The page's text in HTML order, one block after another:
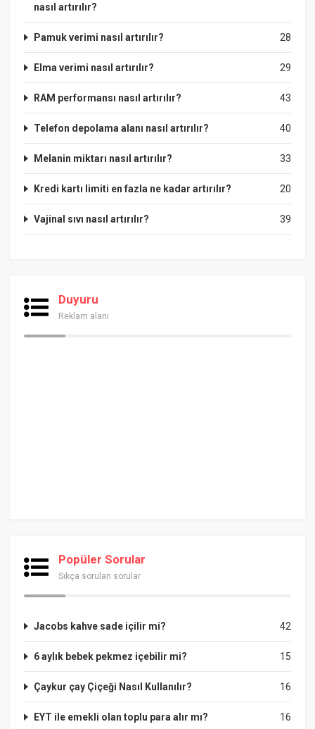
nasıl artırılır?
28
Pamuk verimi nasıl artırılır?
29
Elma verimi nasıl artırılır?
43
RAM performansı nasıl artırılır?
40
Telefon depolama alanı nasıl artırılır?
33
Melanin miktarı nasıl artırılır?
20
Kredi kartı limiti en fazla ne kadar artırılır?
39
Vajinal sıvı nasıl artırılır?
Duyuru
Reklam alanı
Popüler Sorular
Sıkça sorulan sorular
42
Jacobs kahve sade içilir mi?
15
6 aylık bebek pekmez içebilir mi?
16
Çaykur çay Çiçeği Nasıl Kullanılır?
16
EYT ile emekli olan toplu para alır mı?